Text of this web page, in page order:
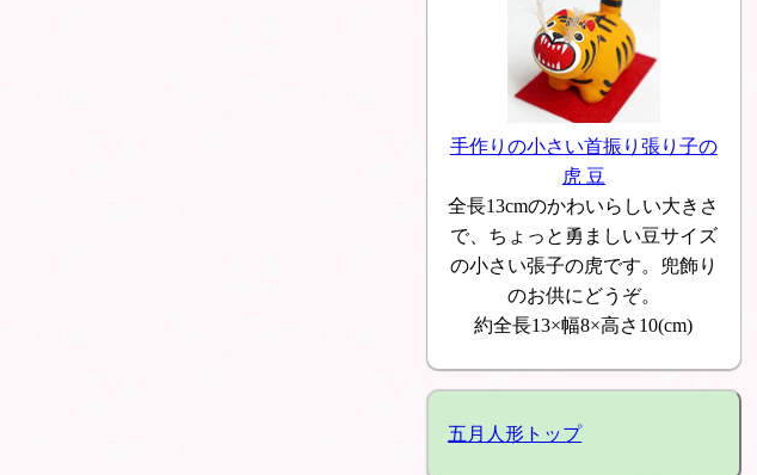
手作りの小さい首振り張り子の
虎 豆
全長13cmのかわいらしい大きさ
で、ちょっと勇ましい豆サイズ
の小さい張子の虎です。兜飾り
のお供にどうぞ。
約全長13×幅8×高さ10(cm)
五月人形トップ